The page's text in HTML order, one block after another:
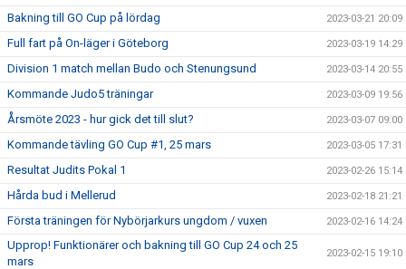
Bakning till GO Cup på lördag 2023-03-21 20:09
Full fart på On-läger i Göteborg 2023-03-19 14:29
Division 1 match mellan Budo och Stenungsund 2023-03-14 20:55
Kommande Judo5 träningar 2023-03-09 19:56
Årsmöte 2023 - hur gick det till slut? 2023-03-07 09:00
Kommande tävling GO Cup #1, 25 mars 2023-03-05 17:31
Resultat Judits Pokal 1 2023-02-26 15:14
Hårda bud i Mellerud 2023-02-18 21:21
Första träningen för Nybörjarkurs ungdom / vuxen 2023-02-16 14:24
Upprop! Funktionärer och bakning till GO Cup 24 och 25
mars
2023-02-15 19:10